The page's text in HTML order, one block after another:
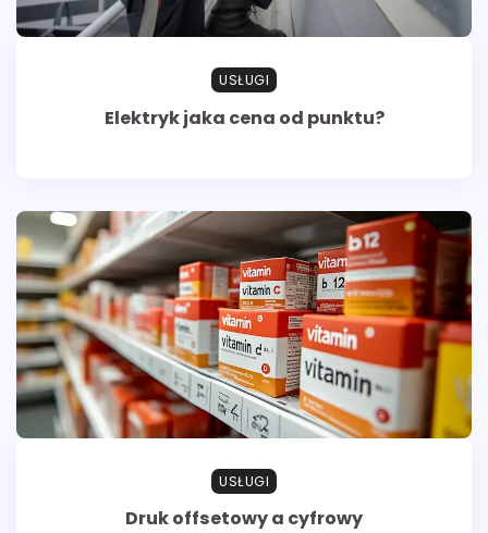
USŁUGI
Elektryk jaka cena od punktu?
USŁUGI
Druk offsetowy a cyfrowy